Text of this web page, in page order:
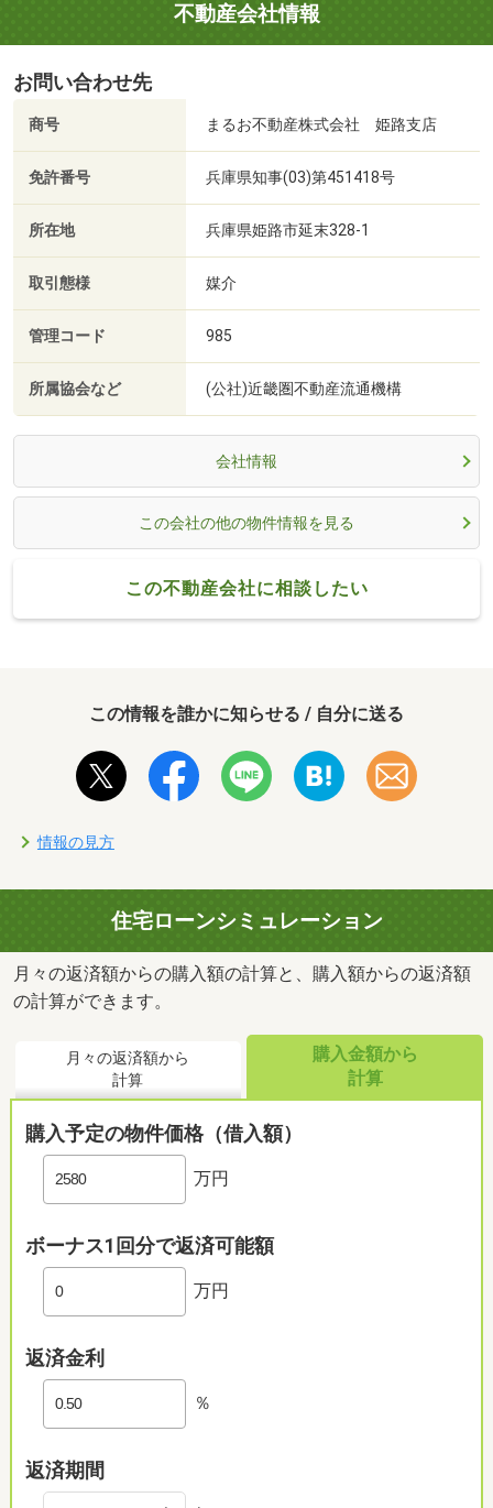
不動産会社情報
お問い合わせ先
商号 まるお不動産株式会社 姫路支店
免許番号 兵庫県知事(03)第451418号
所在地 兵庫県姫路市延末328-1
取引態様 媒介
管理コード 985
所属協会など (公社)近畿圏不動産流通機構
会社情報
この会社の他の物件情報を見る
この不動産会社に相談したい
この情報を誰かに知らせる / 自分に送る
情報の見方
住宅ローンシミュレーション
月々の返済額からの購入額の計算と、購入額からの返済額
の計算ができます。
月々の返済額から
計算
購入金額から
計算
購入予定の物件価格（借入額）
万円
ボーナス1回分で返済可能額
万円
返済金利
％
返済期間